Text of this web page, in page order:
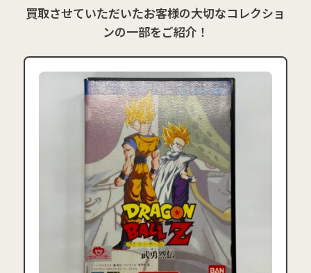
買取させていただいたお客様の大切なコレクショ
ンの一部をご紹介！